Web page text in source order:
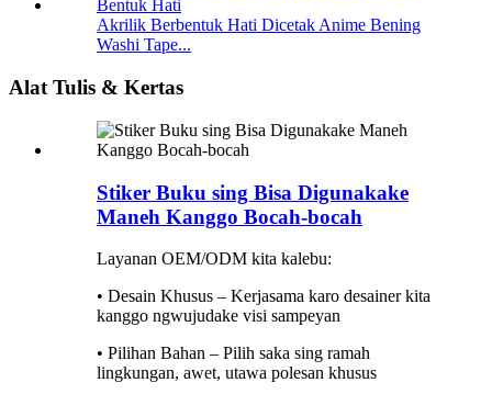
Akrilik Berbentuk Hati Dicetak Anime Bening
Washi Tape...
Alat Tulis & Kertas
Stiker Buku sing Bisa Digunakake
Maneh Kanggo Bocah-bocah
Layanan OEM/ODM kita kalebu:
• Desain Khusus – Kerjasama karo desainer kita
kanggo ngwujudake visi sampeyan
• Pilihan Bahan – Pilih saka sing ramah
lingkungan, awet, utawa polesan khusus